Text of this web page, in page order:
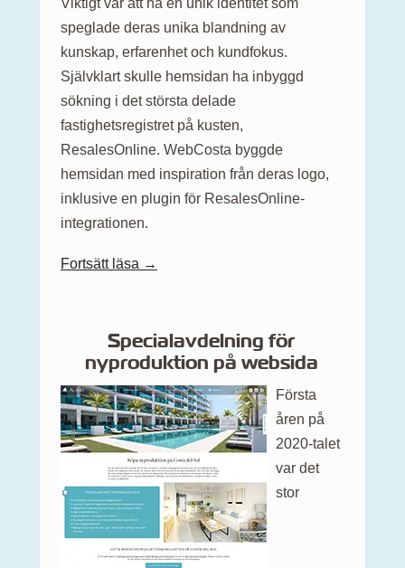
speglade deras unika blandning av
kunskap, erfarenhet och kundfokus.
Självklart skulle hemsidan ha inbyggd
sökning i det största delade
fastighetsregistret på kusten,
ResalesOnline. WebCosta byggde
hemsidan med inspiration från deras logo,
inklusive en plugin för ResalesOnline-
integrationen.
Fortsätt läsa →
Specialavdelning för
nyproduktion på websida
Första
åren på
2020-talet
var det
stor